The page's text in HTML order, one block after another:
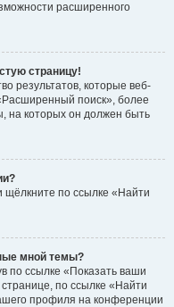
расширенного
страницу!
результатов, которые веб-
поиск», более
на которых он должен быть
щёлкните по ссылке «Найти
мной темы?
по ссылке «Показать ваши
по ссылке «Найти
профиля на конференции